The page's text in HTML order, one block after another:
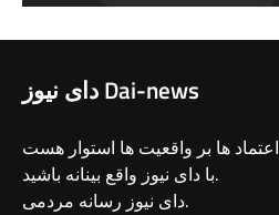
دای نیوز Dai-news
اعتماد ها بر واقعیت ها استوار هست
با دای نیوز واقع بینانه باشید.
دای نیوز رسانه مردمی.